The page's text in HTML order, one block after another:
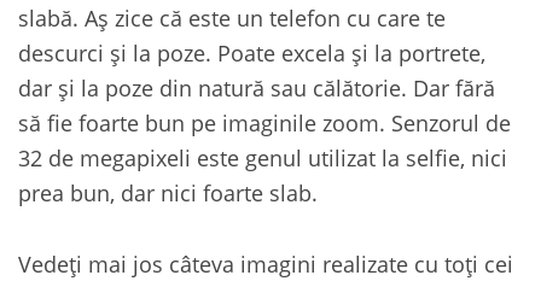
slabă. Aș zice că este un telefon cu care te
descurci și la poze. Poate excela și la portrete,
dar și la poze din natură sau călătorie. Dar fără
să fie foarte bun pe imaginile zoom. Senzorul de
32 de megapixeli este genul utilizat la selfie, nici
prea bun, dar nici foarte slab.
Vedeți mai jos câteva imagini realizate cu toți cei